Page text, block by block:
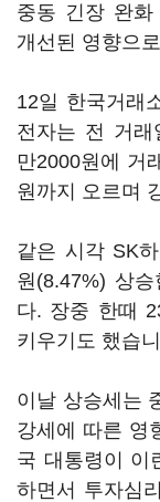
중동 긴장 완화
개선된 영향으
12일 한국거래
전자는 전 거래
만2000원에 거
원까지 오르며
같은 시각 SK
원(8.47%) 상
다. 장중 한때
키우기도 했습
이날 상승세는
강세에 따른 영
국 대통령이 이
하면서 투자심